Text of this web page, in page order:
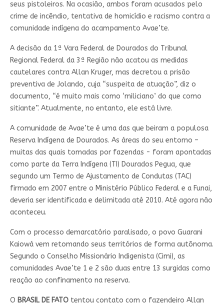
seus pistoleiros. Na ocasião, ambos foram acusados pelo
crime de incêndio, tentativa de homicídio e racismo contra a
comunidade indígena do acampamento Avae’te.
A decisão da 1ª Vara Federal de Dourados do Tribunal
Regional Federal da 3ª Região não acatou as medidas
cautelares contra Allan Kruger, mas decretou a prisão
preventiva de Jolando, cuja “suspeita de atuação”, diz o
documento, “é muito mais como ‘miliciano’ do que como
sitiante”. Atualmente, no entanto, ele está livre.
A comunidade de Avae’te é uma das que beiram a populosa
Reserva Indígena de Dourados. As áreas do seu entorno –
muitas das quais tomadas por fazendas - foram apontadas
como parte da Terra Indígena (TI) Dourados Pegua, que
segundo um Termo de Ajustamento de Condutas (TAC)
firmado em 2007 entre o Ministério Público Federal e a Funai,
deveria ser identificada e delimitada até 2010. Até agora não
aconteceu.
Com o processo demarcatório paralisado, o povo Guarani
Kaiowá vem retomando seus territórios de forma autônoma.
Segundo o Conselho Missionário Indigenista (Cimi), as
comunidades Avae’te 1 e 2 são duas entre 13 surgidas como
reação ao confinamento na reserva.
O BRASIL DE FATOtentou contato com o fazendeiro Allan